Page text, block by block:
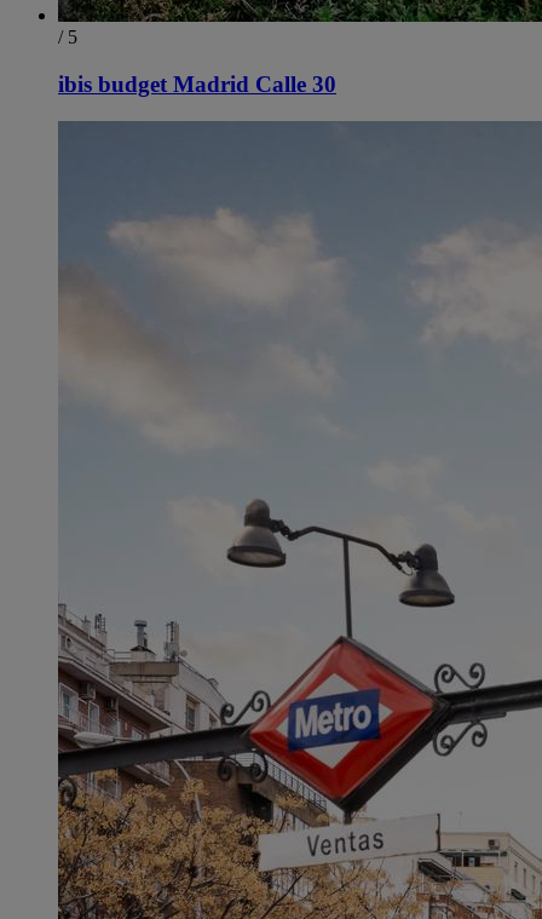
/ 5
ibis budget Madrid Calle 30